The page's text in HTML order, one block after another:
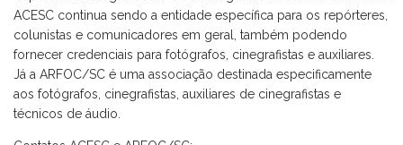
ACESC continua sendo a entidade específica para os repórteres,
colunistas e comunicadores em geral, também podendo
fornecer credenciais para fotógrafos, cinegrafistas e auxiliares.
Já a ARFOC/SC é uma associação destinada especificamente
aos fotógrafos, cinegrafistas, auxiliares de cinegrafistas e
técnicos de áudio.